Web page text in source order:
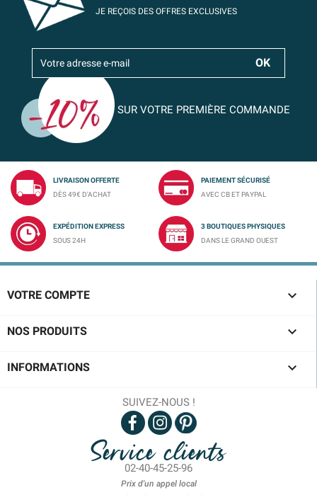
JE REÇOIS DES OFFRES EXCLUSIVES
SUR VOTRE PREMIÈRE COMMANDE
LIVRAISON OFFERTE
DÈS 49€ D'ACHAT
PAIEMENT SÉCURISÉ
AVEC CB ET PAYPAL
EXPÉDITION EXPRESS
SOUS 24H
3 BOUTIQUES PHYSIQUES
DANS LE GRAND OUEST
VOTRE COMPTE 
NOS PRODUITS 
INFORMATIONS 
SUIVEZ-NOUS !
Service clients
02-40-45-25-96
Prix d'un appel local